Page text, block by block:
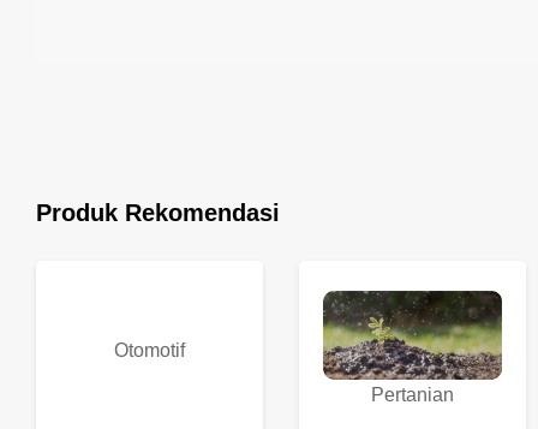
Produk Rekomendasi
Otomotif
Pertanian